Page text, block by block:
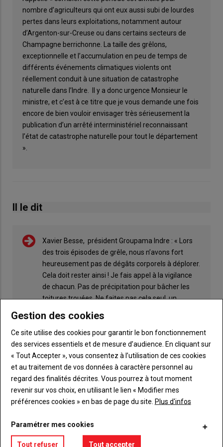
nombre d’agriculteurs qui ont eux aussi subi de lourdes
pertes dans leurs exploitations, notamment autour
d’Argenton-sur-Creuse ou dans certains secteurs de
Champagne berrichonne. La taille des grêlons,
exceptionnelle et l’accumulation en peu de temps de
différents événements climatiques violents ont
réellement conduit à une situation de catastrophe
naturelle dans l’Indre. Il y a donc urgence Monsieur le
ministre, et c’est à ce titre que je vous demande une fois
encore de bien vouloir envisager très sérieusement la
publication d’un arrêté interministériel reconnaissant
l’état de catastrophe naturelle pour tout le département
».
Il le dit
Xavier Besse, président Groupama Indre : « Lors
des trois épisodes de grêle, nous n’avons fort
heureusement pas de dégâts corporels à déplorer.
Cela doit rester ainsi ! Je fais appel à la vigilance
de chacun. Pas de précipitation pour bâcher les
toitures trouées. Ne faites pas cela seul, un
accident est vite arrivé. Attendez l’intervention
d’un professionnel. »
Gestion des cookies
Ce site utilise des cookies pour garantir le bon fonctionnement
des services essentiels et de mesure d’audience. En cliquant sur
« Tout Accepter », vous consentez à l’utilisation de ces cookies
et au traitement de vos données à caractère personnel au
regard des finalités décrites. Vous pourrez à tout moment
revenir sur vos choix, en utilisant le lien « Modifier mes
préférences cookies » en bas de page du site. Plus d'infos
Paramétrer mes cookies
Tout refuser Tout accepter